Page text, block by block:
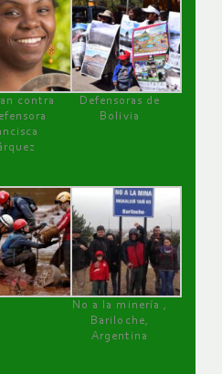
contra
Defensoras de
Bolivia
No a la minería ,
Bariloche,
Argentina